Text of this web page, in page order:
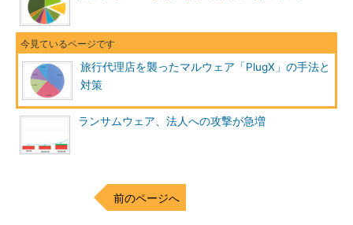
旅行代理店を襲ったマルウェア「PlugX」の手法と
対策
ランサムウェア、法人への攻撃が急増
前のページへ